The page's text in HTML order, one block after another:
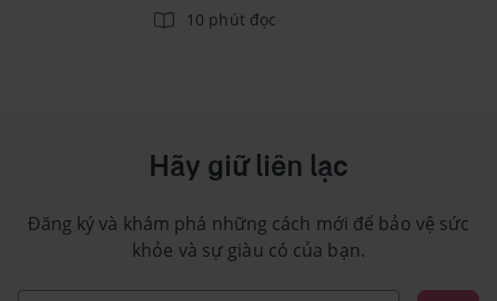
10 phút đọc
Hãy giữ liên lạc
Đăng ký và khám phá những cách mới để bảo vệ sức
khỏe và sự giàu có của bạn.